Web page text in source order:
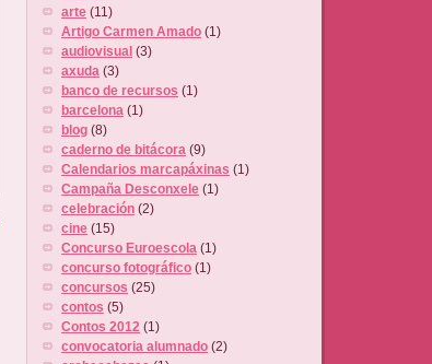
arte (11)
Artigo Carmen Amado (1)
audiovisual (3)
axuda (3)
banco de recursos (1)
barcelona (1)
blog (8)
caderno de bitácora (9)
Calendarios marcapáxinas (1)
Campaña Desconxele (1)
celebración (2)
cine (15)
Concurso Euroescola (1)
concurso fotográfico (1)
concursos (25)
contos (5)
Contos 2012 (1)
convocatoria alumnado (2)